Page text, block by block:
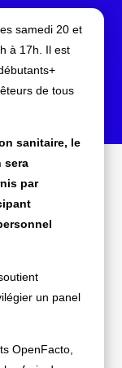
samedi 20 et
à 17h. Il est
de tous
sanitaire, le
sera
par
un panel
OpenFacto,